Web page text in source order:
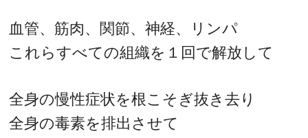
血管、筋肉、関節、神経、リンパ
これらすべての組織を１回で解放して
全身の慢性症状を根こそぎ抜き去り
全身の毒素を排出させて